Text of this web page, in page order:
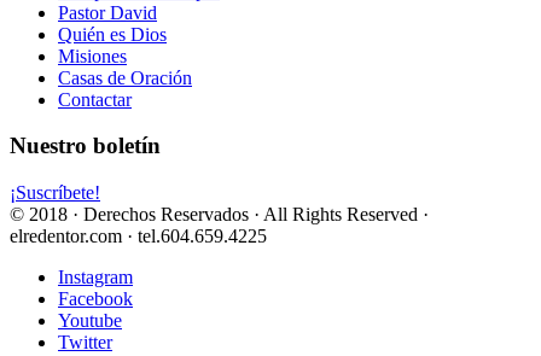
Pastor David
Quién es Dios
Misiones
Casas de Oración
Contactar
Nuestro boletín
¡Suscríbete!
© 2018 · Derechos Reservados · All Rights Reserved ·
elredentor.com · tel.604.659.4225
Instagram
Facebook
Youtube
Twitter